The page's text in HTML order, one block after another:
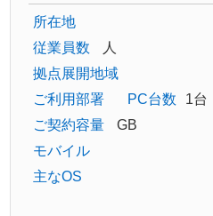
所在地
従業員数
人
拠点展開地域
ご利用部署
PC台数
1台
ご契約容量
GB
モバイル
主なOS